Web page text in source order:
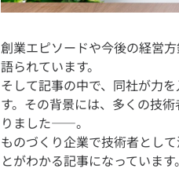
創業エピソードや今後の経営
語られています。
そして記事の中で、同社が力
す。その背景には、多くの技
りました——。
ものづくり企業で技術者とし